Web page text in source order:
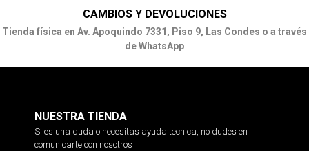
CAMBIOS Y DEVOLUCIONES
Tienda física en Av. Apoquindo 7331, Piso 9, Las Condes o a través
de WhatsApp
NUESTRA TIENDA
Si es una duda o necesitas ayuda tecnica, no dudes en
comunicarte con nosotros